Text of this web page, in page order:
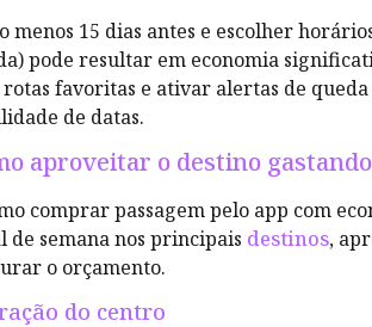
menos 15 dias antes e escolher
pode resultar em economia
favoritas e ativar alertas de
de datas.
aproveitar o destino
comprar passagem pelo app com
semana nos principais destinos,
o orçamento.
do centro